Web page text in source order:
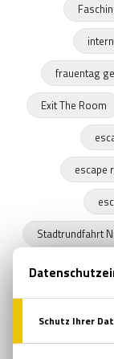
frauentag
Exit The Room
escape
Stadtrundfahrt
Frühling